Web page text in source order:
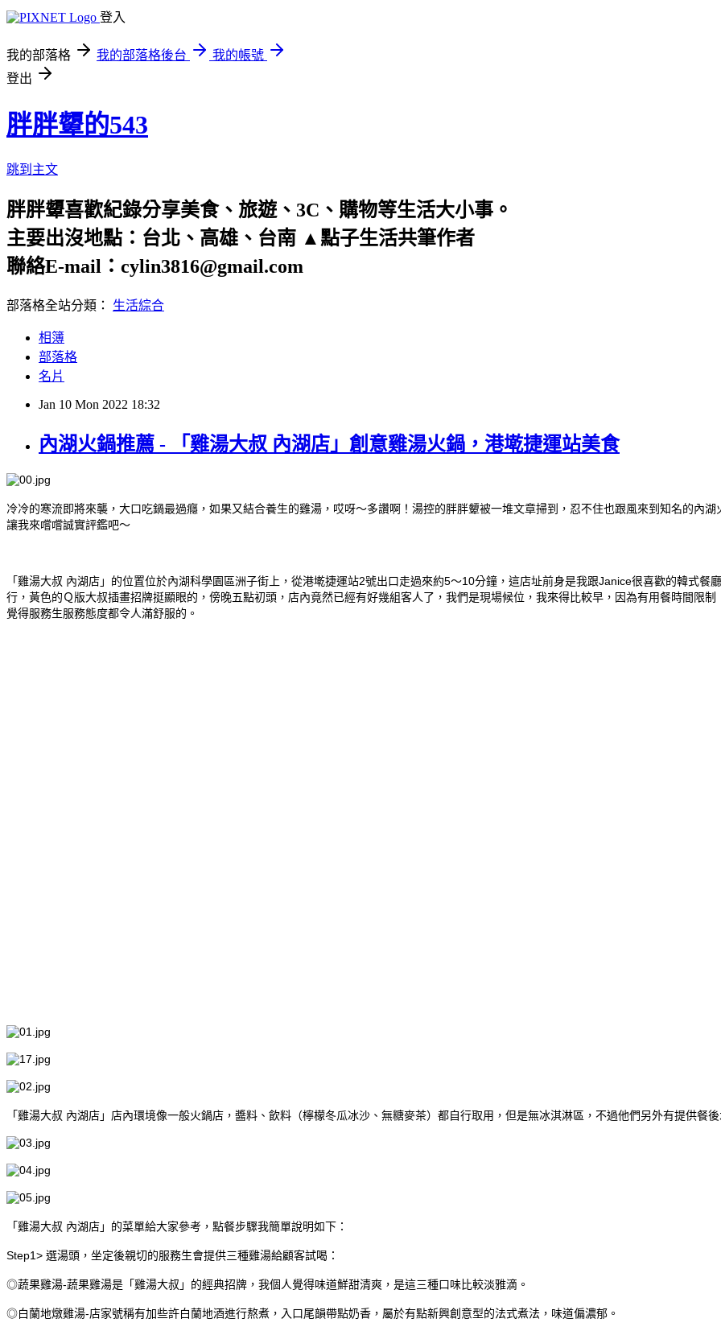
登入
我的部落格 我的部落格後台
我的帳號
登出
胖胖顰的543
跳到主文
胖胖顰喜歡紀錄分享美食、旅遊、3C、購物等生活大小事。
主要出沒地點：台北、高雄、台南 ▲點子生活共筆作者
聯絡E-mail：cylin3816@gmail.com
部落格全站分類： 生活綜合
相簿
部落格
名片
Jan 10 Mon 2022 18:32
內湖火鍋推薦 - 「雞湯大叔 內湖店」創意雞湯火鍋，港墘捷運站美食
冷冷的寒流即將來襲，大口吃鍋最過癮，如果又結合養生的雞湯，哎呀～多讚啊！湯控的胖胖顰被一堆文章掃到，忍不住也跟風來到知名的內
讓我來嚐嚐誠實評鑑吧～
「雞湯大叔 內湖店」的位置位於內湖科學園區洲子街上，從港墘捷運站2號出口走過來約5～10分鐘，這店址前身是我跟Janice很喜歡的韓式
行，黃色的Ｑ版大叔插畫招牌挺顯眼的，傍晚五點初頭，店內竟然已經有好幾組客人了，我們是現場候位，我來得比較早，因為有用餐時間限
覺得服務生服務態度都令人滿舒服的。
「雞湯大叔 內湖店」店內環境像一般火鍋店，醬料、飲料（檸檬冬瓜冰沙、無糖麥茶）都自行取用，但是無冰淇淋區，不過他們另外有提供餐
「雞湯大叔 內湖店」的菜單給大家參考，點餐步驟我簡單說明如下：
Step1> 選湯頭，坐定後親切的服務生會提供三種雞湯給顧客試喝：
◎蔬果雞湯-蔬果雞湯是「雞湯大叔」的經典招牌，我個人覺得味道鮮甜清爽，是這三種口味比較淡雅滴。
◎白蘭地燉雞湯-店家號稱有加些許白蘭地酒進行熬煮，入口尾韻帶點奶香，屬於有點新興創意型的法式煮法，味道偏濃郁。